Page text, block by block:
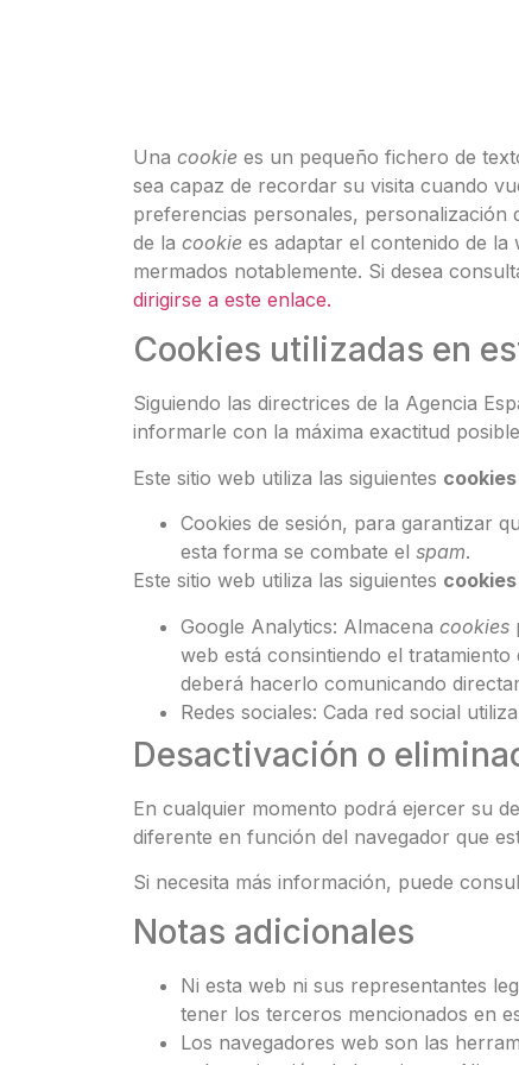
Una cookie es un pequeño fichero de
sea capaz de recordar su visita cuando
preferencias personales, personalización
de la cookie es adaptar el contenido de la
mermados notablemente. Si desea
dirigirse a este enlace.
Cookies utilizadas en
Siguiendo las directrices de la Agencia
informarle con la máxima exactitud
Este sitio web utiliza las siguientes
Cookies de sesión, para garantizar
esta forma se combate el spam.
Este sitio web utiliza las siguientes
Google Analytics: Almacena cookies
web está consintiendo el
deberá hacerlo comunicando
Redes sociales: Cada red social
Desactivación o
En cualquier momento podrá ejercer su
diferente en función del navegador que
Si necesita más información, puede
Notas adicionales
Ni esta web ni sus representantes
tener los terceros mencionados en
Los navegadores web son las